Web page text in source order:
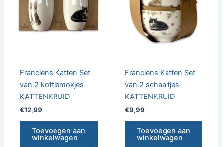
Franciens Katten Set
van 2 koffiemokjes
KATTENKRUID
€12,99
Toevoegen aan
winkelwagen
Franciens Katten Set
van 2 schaaltjes
KATTENKRUID
€9,99
Toevoegen aan
winkelwagen